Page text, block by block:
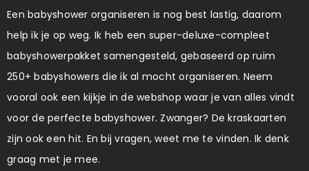
Een babyshower organiseren is nog best lastig, daarom
help ik je op weg. Ik heb een super-deluxe-compleet
babyshowerpakket samengesteld, gebaseerd op ruim
250+ babyshowers die ik al mocht organiseren. Neem
vooral ook een kijkje in de webshop waar je van alles vindt
voor de perfecte babyshower. Zwanger? De kraskaarten
zijn ook een hit. En bij vragen, weet me te vinden. Ik denk
graag met je mee.